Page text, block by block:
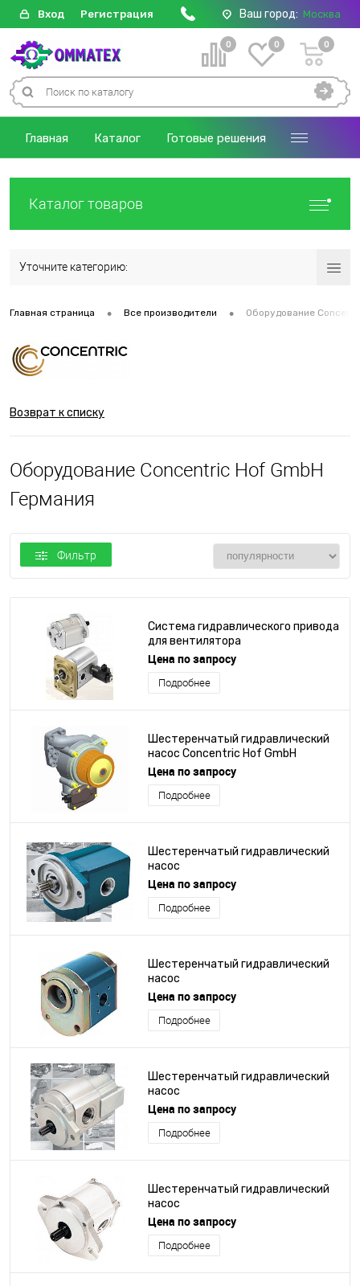
Вход Регистрация Ваш город: Москва
0 0 0
Главная Каталог Готовые решения
Каталог товаров
Уточните категорию:
Главная страница • Все производители • Оборудование
Возврат к списку
Оборудование Concentric Hof GmbH
Германия
Фильтр
Система гидравлического привода
для вентилятора
Цена по запросу
Подробнее
Шестеренчатый гидравлический
насос Concentric Hof GmbH
Цена по запросу
Подробнее
Шестеренчатый гидравлический
насос
Цена по запросу
Подробнее
Шестеренчатый гидравлический
насос
Цена по запросу
Подробнее
Шестеренчатый гидравлический
насос
Цена по запросу
Подробнее
Шестеренчатый гидравлический
насос
Цена по запросу
Подробнее